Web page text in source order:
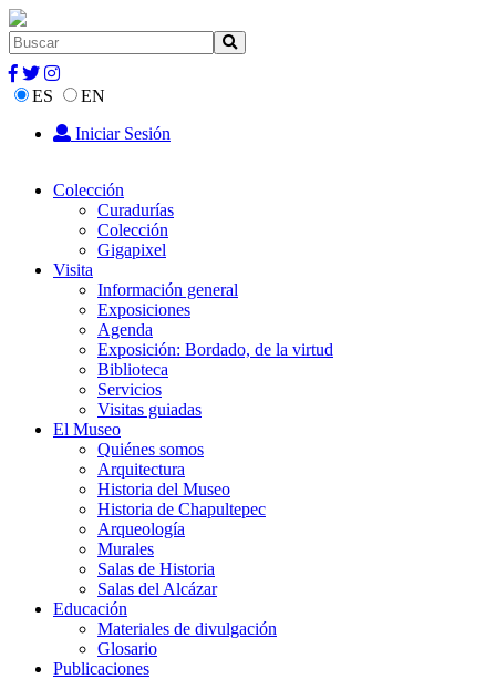
ES
EN
Iniciar Sesión
Colección
Curadurías
Colección
Gigapixel
Visita
Información general
Exposiciones
Agenda
Exposición: Bordado, de la virtud
Biblioteca
Servicios
Visitas guiadas
El Museo
Quiénes somos
Arquitectura
Historia del Museo
Historia de Chapultepec
Arqueología
Murales
Salas de Historia
Salas del Alcázar
Educación
Materiales de divulgación
Glosario
Publicaciones